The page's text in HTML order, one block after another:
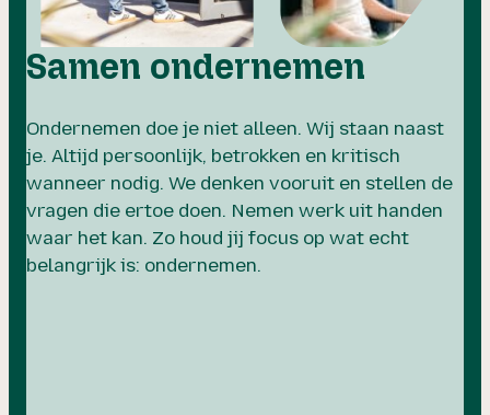
Ze stonden naast me vanaf
dag één. Eindelijk een
accountant die écht met je
meedenkt.
Samen ondernemen
Ondernemen doe je niet alleen. Wij staan naast
je. Altijd persoonlijk, betrokken en kritisch
wanneer nodig. We denken vooruit en stellen de
vragen die ertoe doen. Nemen werk uit handen
waar het kan. Zo houd jij focus op wat echt
belangrijk is: ondernemen.